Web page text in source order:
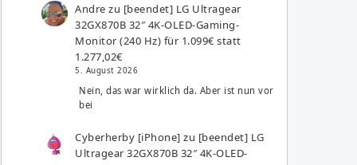
Andre zu [beendet] LG Ultragear
32GX870B 32″ 4K-OLED-Gaming-
Monitor (240 Hz) für 1.099€ statt
1.277,02€
5. August 2026
Nein, das war wirklich da. Aber ist nun vor
bei
Cyberherby [iPhone] zu [beendet] LG
Ultragear 32GX870B 32″ 4K-OLED-